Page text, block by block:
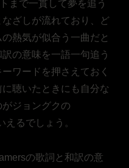
まで一貫して夢を追う
ざしが流れており、ど
熱気が似合う一曲だと
の意味を一語一句追う
ワードを押さえておく
聴いたときにも自分な
ジョングクの
えるでしょう。
の歌詞と和訳の意